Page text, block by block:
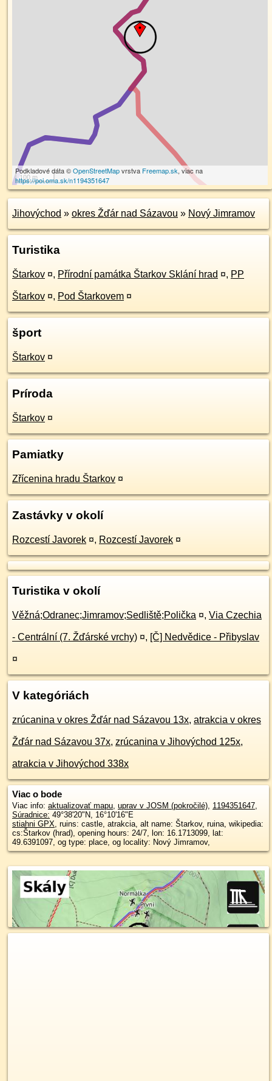
100 m
Podkladové dáta ©OpenStreetMapvrstva Freemap.sk, viac na
https://poi.oma.sk/n1194351647
Jihovýchod » okres Žďár nad Sázavou » Nový Jimramov
Turistika
Štarkov ¤, Přírodní památka Štarkov Sklání hrad ¤, PP
Štarkov ¤, Pod Štarkovem ¤
šport
Štarkov ¤
Príroda
Štarkov ¤
Pamiatky
Zřícenina hradu Štarkov ¤
Zastávky v okolí
Rozcestí Javorek ¤, Rozcestí Javorek ¤
Turistika v okolí
Věžná;Odranec;Jimramov;Sedliště;Polička ¤, Via Czechia
- Centrální (7. Žďárské vrchy) ¤, [Č] Nedvědice - Přibyslav
¤
V kategóriách
zrúcanina v okres Žďár nad Sázavou 13x, atrakcia v okres
Žďár nad Sázavou 37x, zrúcanina v Jihovýchod 125x,
atrakcia v Jihovýchod 338x
Viac o bode
Viac info: aktualizovať mapu, uprav v JOSM (pokročilé), 1194351647,
Súradnice: 49°38'20"N, 16°10'16"E
stiahni GPX, ruins: castle, atrakcia, alt name: Štarkov, ruina, wikipedia:
cs:Štarkov (hrad), opening hours: 24/7, lon: 16.1713099, lat:
49.6391097, og type: place, og locality: Nový Jimramov,